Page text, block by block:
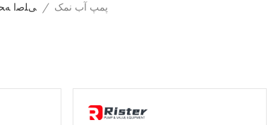
ﯽﻠﺻﺍ / پمپ آب نمک